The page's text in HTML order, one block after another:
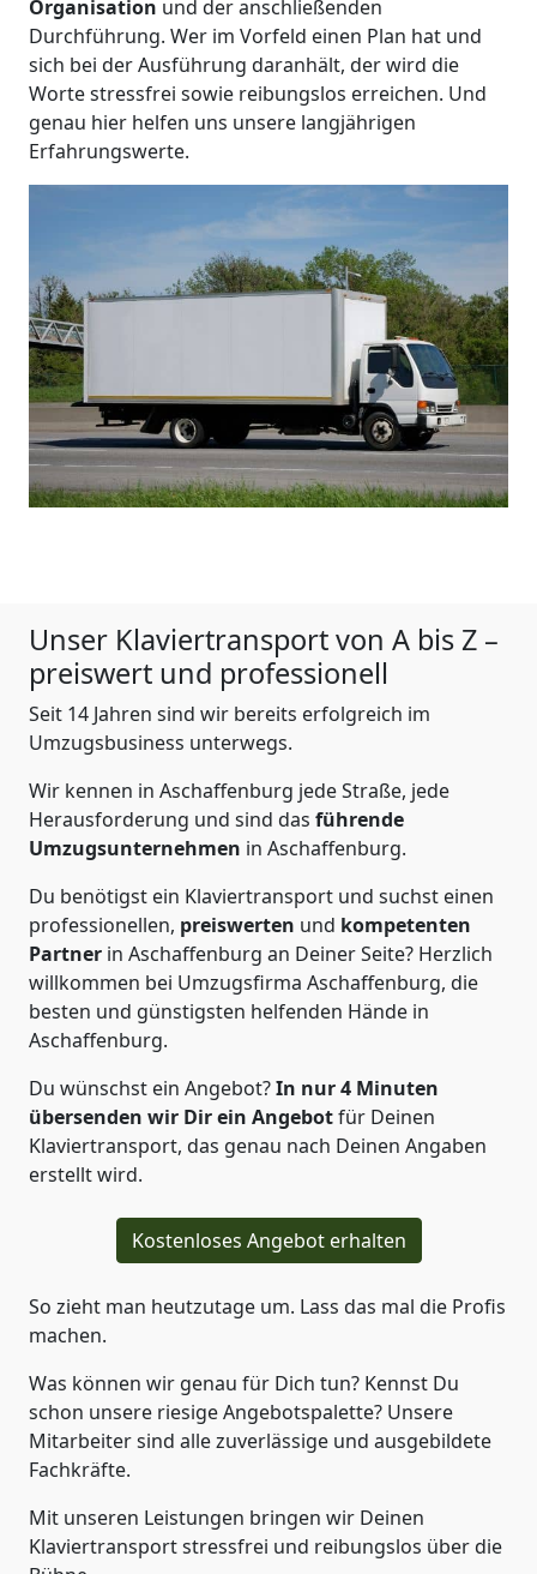
Organisation und der anschließenden
Durchführung. Wer im Vorfeld einen Plan hat und
sich bei der Ausführung daranhält, der wird die
Worte stressfrei sowie reibungslos erreichen. Und
genau hier helfen uns unsere langjährigen
Erfahrungswerte.
Unser Klaviertransport von A bis Z –
preiswert und professionell
Seit 14 Jahren sind wir bereits erfolgreich im
Umzugsbusiness unterwegs.
Wir kennen in Aschaffenburg jede Straße, jede
Herausforderung und sind das führende
Umzugsunternehmen in Aschaffenburg.
Du benötigst ein Klaviertransport und suchst einen
professionellen, preiswerten und kompetenten
Partner in Aschaffenburg an Deiner Seite? Herzlich
willkommen bei Umzugsfirma Aschaffenburg, die
besten und günstigsten helfenden Hände in
Aschaffenburg.
Du wünschst ein Angebot?In nur 4 Minuten
übersenden wir Dir ein Angebotfür Deinen
Klaviertransport, das genau nach Deinen Angaben
erstellt wird.
Kostenloses Angebot erhalten
So zieht man heutzutage um. Lass das mal die Profis
machen.
Was können wir genau für Dich tun? Kennst Du
schon unsere riesige Angebotspalette? Unsere
Mitarbeiter sind alle zuverlässige und ausgebildete
Fachkräfte.
Mit unseren Leistungen bringen wir Deinen
Klaviertransport stressfrei und reibungslos über die